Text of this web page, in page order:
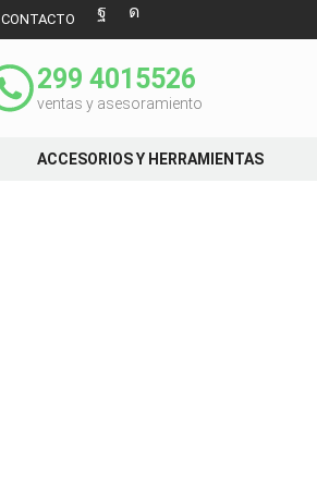
CONTACTO
299 4015526
ventas y asesoramiento
ACCESORIOS Y HERRAMIENTAS